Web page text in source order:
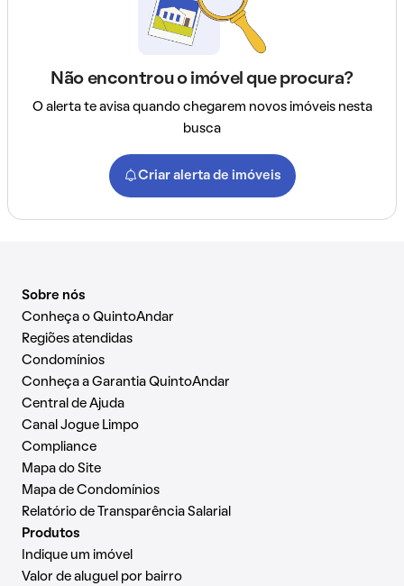
Não encontrou o imóvel que procura?
O alerta te avisa quando chegarem novos imóveis nesta
busca
Criar alerta de imóveis
Sobre nós
Conheça o QuintoAndar
Regiões atendidas
Condomínios
Conheça a Garantia QuintoAndar
Central de Ajuda
Canal Jogue Limpo
Compliance
Mapa do Site
Mapa de Condomínios
Relatório de Transparência Salarial
Produtos
Indique um imóvel
Valor de aluguel por bairro